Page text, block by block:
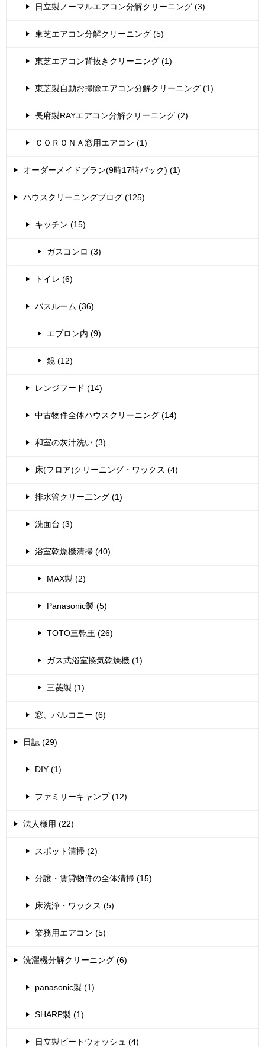
日立製ノーマルエアコン分解クリーニング (3)
東芝エアコン分解クリーニング (5)
東芝エアコン背抜きクリーニング (1)
東芝製自動お掃除エアコン分解クリーニング (1)
長府製RAYエアコン分解クリーニング (2)
ＣＯＲＯＮＡ窓用エアコン (1)
オーダーメイドプラン(9時17時パック) (1)
ハウスクリーニングブログ (125)
キッチン (15)
ガスコンロ (3)
トイレ (6)
バスルーム (36)
エプロン内 (9)
鏡 (12)
レンジフード (14)
中古物件全体ハウスクリーニング (14)
和室の灰汁洗い (3)
床(フロア)クリーニング・ワックス (4)
排水管クリー二ング (1)
洗面台 (3)
浴室乾燥機清掃 (40)
MAX製 (2)
Panasonic製 (5)
TOTO三乾王 (26)
ガス式浴室換気乾燥機 (1)
三菱製 (1)
窓、バルコニー (6)
日誌 (29)
DIY (1)
ファミリーキャンプ (12)
法人様用 (22)
スポット清掃 (2)
分譲・賃貸物件の全体清掃 (15)
床洗浄・ワックス (5)
業務用エアコン (5)
洗濯機分解クリーニング (6)
panasonic製 (1)
SHARP製 (1)
日立製ビートウォッシュ (4)